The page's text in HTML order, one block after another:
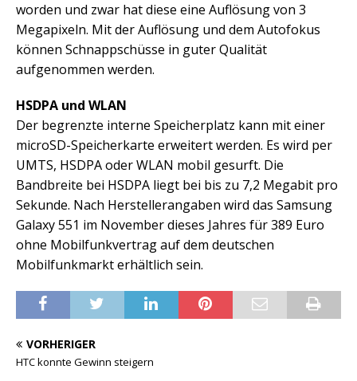
worden und zwar hat diese eine Auflösung von 3
Megapixeln. Mit der Auflösung und dem Autofokus
können Schnappschüsse in guter Qualität
aufgenommen werden.
HSDPA und WLAN
Der begrenzte interne Speicherplatz kann mit einer
microSD-Speicherkarte erweitert werden. Es wird per
UMTS, HSDPA oder WLAN mobil gesurft. Die
Bandbreite bei HSDPA liegt bei bis zu 7,2 Megabit pro
Sekunde. Nach Herstellerangaben wird das Samsung
Galaxy 551 im November dieses Jahres für 389 Euro
ohne Mobilfunkvertrag auf dem deutschen
Mobilfunkmarkt erhältlich sein.
VORHERIGER
HTC konnte Gewinn steigern